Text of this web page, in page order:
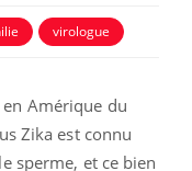
virologue
en Amérique du
Zika est connu
sperme, et ce bien